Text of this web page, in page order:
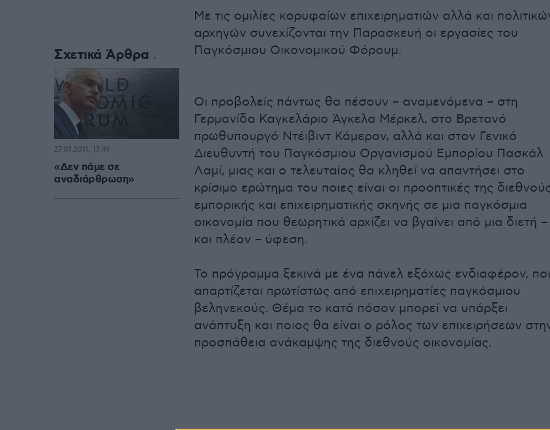
Με τις ομιλίες κορυφαίων επιχειρηματιών αλλά και
αρχηγών συνεχίζονται την Παρασκευή οι εργασίες του
Παγκόσμιου Οικονομικού Φόρουμ.
Οι προβολείς πάντως θα πέσουν – αναμενόμενα – στη
Γερμανίδα Καγκελάριο Άγκελα Μέρκελ, στο Βρετανό
πρωθυπουργό Ντέιβιντ Κάμερον, αλλά και στον Γενικό
Διευθυντή του Παγκόσμιου Οργανισμού Εμπορίου Πασκάλ
Λαμί, μιας και ο τελευταίος θα κληθεί να απαντήσει στο
κρίσιμο ερώτημα του ποιες είναι οι προοπτικές της
εμπορικής και επιχειρηματικής σκηνής σε μια παγκόσμια
οικονομία που θεωρητικά αρχίζει να βγαίνει από μια διετή –
και πλέον – ύφεση.
Το πρόγραμμα ξεκινά με ένα πάνελ εξόχως ενδιαφέρον,
απαρτίζεται πρωτίστως από επιχειρηματίες παγκόσμιου
βεληνεκούς. Θέμα το κατά πόσον μπορεί να υπάρξει
ανάπτυξη και ποιος θα είναι ο ρόλος των επιχειρήσεων
προσπάθεια ανάκαμψης της διεθνούς οικονομίας.
Σχετικά Άρθρα
«Δεν πάμε σε
αναδιάρθρωση»
27.01.2011, 17:49